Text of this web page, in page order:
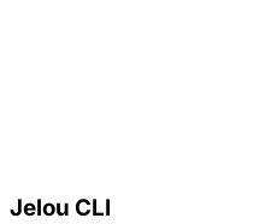
Jelou CLI